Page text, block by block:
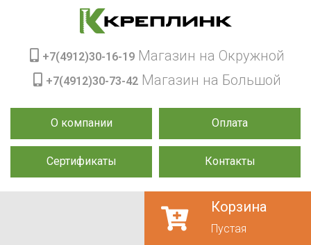
О компании Оплата
Сертификаты Контакты
+7(4912)30-16-19 Магазин на Окружной
+7(4912)30-73-42 Магазин на Большой
Корзина
Пустая